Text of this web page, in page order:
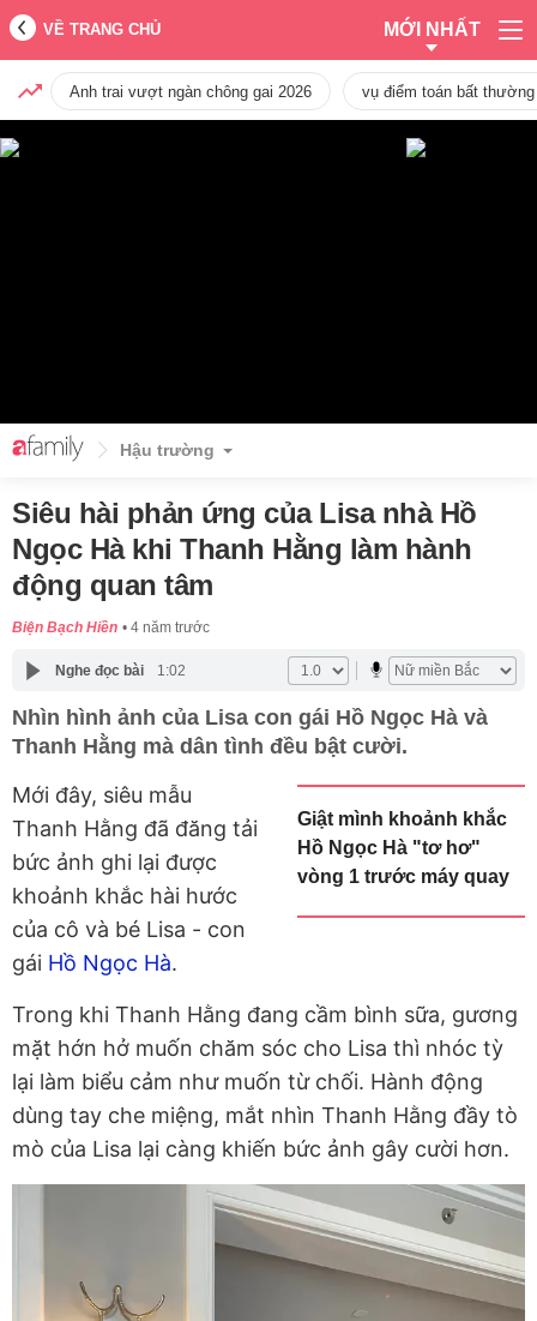
VỀ TRANG CHỦ MỚI NHẤT
Anh trai vượt ngàn chông gai 2026 vụ điểm toán bất
Hậu trường
Siêu hài phản ứng của Lisa nhà Hồ
Ngọc Hà khi Thanh Hằng làm hành
động quan tâm
Biện Bạch Hiền 4 năm trước
Nghe đọc bài 1:02
Nhìn hình ảnh của Lisa con gái Hồ Ngọc Hà và
Thanh Hằng mà dân tình đều bật cười.
Giật mình khoảnh khắc
Hồ Ngọc Hà "tơ hơ"
vòng 1 trước máy quay
Mới đây, siêu mẫu
Thanh Hằng đã đăng tải
bức ảnh ghi lại được
khoảnh khắc hài hước
của cô và bé Lisa - con
gái Hồ Ngọc Hà.
Trong khi Thanh Hằng đang cầm bình sữa, gương
mặt hớn hở muốn chăm sóc cho Lisa thì nhóc tỳ
lại làm biểu cảm như muốn từ chối. Hành động
dùng tay che miệng, mắt nhìn Thanh Hằng đầy tò
mò của Lisa lại càng khiến bức ảnh gây cười hơn.